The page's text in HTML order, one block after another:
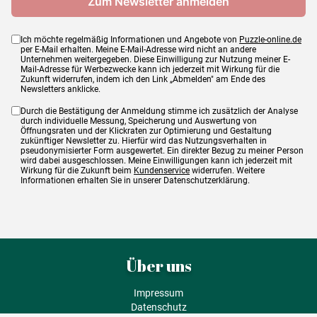
Ich möchte regelmäßig Informationen und Angebote von Puzzle-online.de
per E-Mail erhalten. Meine E-Mail-Adresse wird nicht an andere
Unternehmen weitergegeben. Diese Einwilligung zur Nutzung meiner E-
Mail-Adresse für Werbezwecke kann ich jederzeit mit Wirkung für die
Zukunft widerrufen, indem ich den Link „Abmelden" am Ende des
Newsletters anklicke.
Durch die Bestätigung der Anmeldung stimme ich zusätzlich der Analyse
durch individuelle Messung, Speicherung und Auswertung von
Öffnungsraten und der Klickraten zur Optimierung und Gestaltung
zukünftiger Newsletter zu. Hierfür wird das Nutzungsverhalten in
pseudonymisierter Form ausgewertet. Ein direkter Bezug zu meiner Person
wird dabei ausgeschlossen. Meine Einwilligungen kann ich jederzeit mit
Wirkung für die Zukunft beim Kundenservice widerrufen. Weitere
Informationen erhalten Sie in unserer Datenschutzerklärung.
Über uns
Impressum
Datenschutz